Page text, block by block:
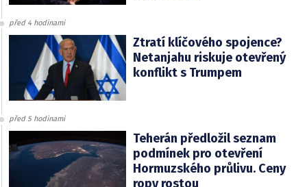
před 4 hodinami
Ztratí klíčového spojence?
Netanjahu riskuje otevřený
konflikt s Trumpem
před 5 hodinami
Teherán předložil seznam
podmínek pro otevření
Hormuzského průlivu. Ceny
ropy rostou